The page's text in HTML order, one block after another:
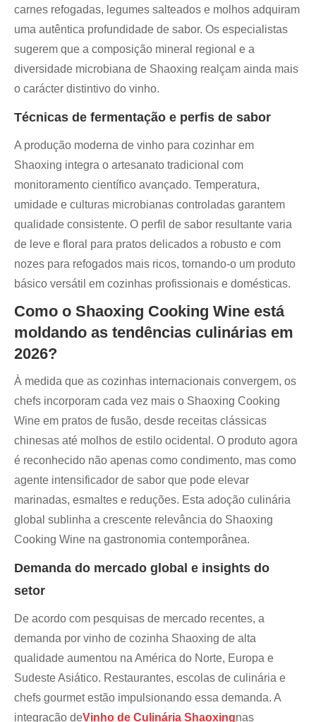
carnes refogadas, legumes salteados e molhos adquiram
uma autêntica profundidade de sabor. Os especialistas
sugerem que a composição mineral regional e a
diversidade microbiana de Shaoxing realçam ainda mais
o carácter distintivo do vinho.
Técnicas de fermentação e perfis de sabor
A produção moderna de vinho para cozinhar em
Shaoxing integra o artesanato tradicional com
monitoramento científico avançado. Temperatura,
umidade e culturas microbianas controladas garantem
qualidade consistente. O perfil de sabor resultante varia
de leve e floral para pratos delicados a robusto e com
nozes para refogados mais ricos, tornando-o um produto
básico versátil em cozinhas profissionais e domésticas.
Como o Shaoxing Cooking Wine está
moldando as tendências culinárias em
2026?
À medida que as cozinhas internacionais convergem, os
chefs incorporam cada vez mais o Shaoxing Cooking
Wine em pratos de fusão, desde receitas clássicas
chinesas até molhos de estilo ocidental. O produto agora
é reconhecido não apenas como condimento, mas como
agente intensificador de sabor que pode elevar
marinadas, esmaltes e reduções. Esta adoção culinária
global sublinha a crescente relevância do Shaoxing
Cooking Wine na gastronomia contemporânea.
Demanda do mercado global e insights do
setor
De acordo com pesquisas de mercado recentes, a
demanda por vinho de cozinha Shaoxing de alta
qualidade aumentou na América do Norte, Europa e
Sudeste Asiático. Restaurantes, escolas de culinária e
chefs gourmet estão impulsionando essa demanda. A
integração deVinho de Culinária Shaoxingnas